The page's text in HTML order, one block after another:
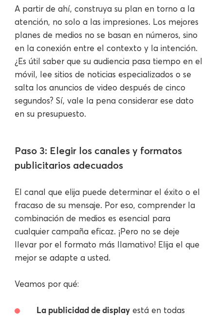
A partir de ahí, construya su plan en torno a la
atención, no solo a las impresiones. Los mejores
planes de medios no se basan en números, sino
en la conexión entre el contexto y la intención.
¿Es útil saber que su audiencia pasa tiempo en el
móvil, lee sitios de noticias especializados o se
salta los anuncios de video después de cinco
segundos? Sí, vale la pena considerar ese dato
en su presupuesto.
Paso 3: Elegir los canales y formatos
publicitarios adecuados
El canal que elija puede determinar el éxito o el
fracaso de su mensaje. Por eso, comprender la
combinación de medios es esencial para
cualquier campaña eficaz. ¡Pero no se deje
llevar por el formato más llamativo! Elija el que
mejor se adapte a usted.
Veamos por qué:
La publicidad de display está en todas